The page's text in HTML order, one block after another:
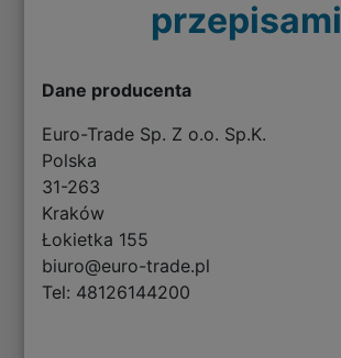
przepisami
Dane producenta
Euro-Trade Sp. Z o.o. Sp.K.
Polska
31-263
Kraków
Łokietka 155
biuro@euro-trade.pl
Tel: 48126144200